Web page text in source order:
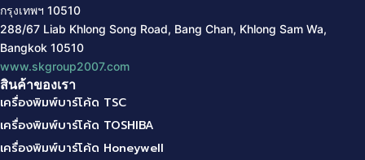
กรุงเทพฯ 10510
288/67 Liab Khlong Song Road, Bang Chan, Khlong Sam Wa,
Bangkok 10510
www.skgroup2007.com
สินค้าของเรา
เครื่องพิมพ์บาร์โค้ด TSC
เครื่องพิมพ์บาร์โค้ด TOSHIBA
เครื่องพิมพ์บาร์โค้ด Honeywell